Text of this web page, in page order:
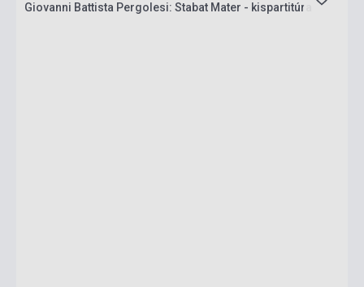
Giovanni Battista Pergolesi: Stabat Mater - kispartitúra